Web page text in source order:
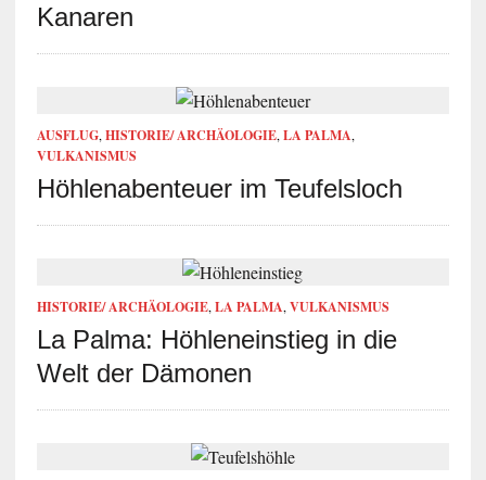
Kanaren
AUSFLUG, HISTORIE/ ARCHÄOLOGIE, LA PALMA,
VULKANISMUS
Höhlenabenteuer im Teufelsloch
HISTORIE/ ARCHÄOLOGIE, LA PALMA, VULKANISMUS
La Palma: Höhleneinstieg in die
Welt der Dämonen